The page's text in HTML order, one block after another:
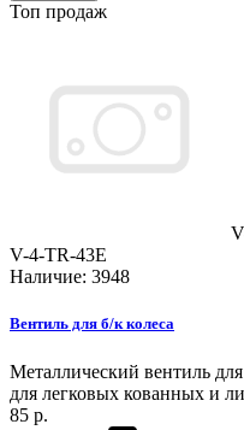
Топ продаж
V-4-TR-43E
Наличие: 3948
Вентиль для б/к колеса
Металлический вентиль
для легковых кованных и
85 р.